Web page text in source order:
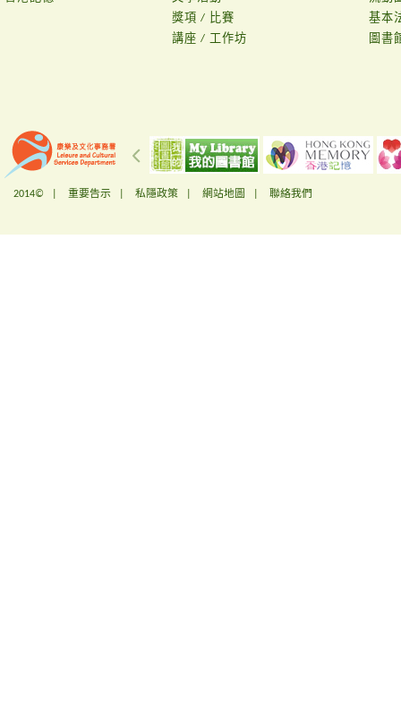
獎項 / 比賽
講座 / 工作坊
基本
圖書
2014© | 重要告示 私隱政策 網站地圖 聯絡我們